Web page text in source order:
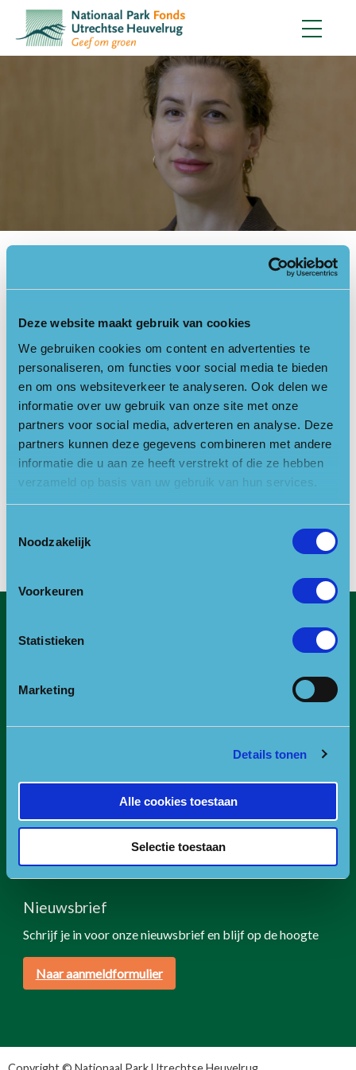
Deze website maakt gebruik van cookies
We gebruiken cookies om content en advertenties te
personaliseren, om functies voor social media te bieden
en om ons websiteverkeer te analyseren. Ook delen we
informatie over uw gebruik van onze site met onze
partners voor social media, adverteren en analyse. Deze
partners kunnen deze gegevens combineren met andere
informatie die u aan ze heeft verstrekt of die ze hebben
verzameld op basis van uw gebruik van hun services.
Noodzakelijk
Voorkeuren
Statistieken
Marketing
Details tonen
Alle cookies toestaan
Selectie toestaan
Dank aan Merel Soons
In november isMerel Soonsafgetreden als voorzitter en lid
van de beoordelingscommissie bij het NP Fonds. We
feliciteren haar van harte met de benoeming tot bestuurslid bij
Natuurmonumenten en bedanken haar voor haar inzet voor het
Fonds.
We hopen binnenkort de nieuwe leden voor de
beoordelingscommissie voor te kunnen stellen.
Contact
T:0318-240035
Volg ons
Nieuwsbrief
Schrijf je in voor onze nieuwsbrief en blijf op de hoogte
Naar aanmeldformulier